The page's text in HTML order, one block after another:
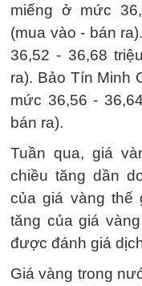
miếng ở mức
(mua vào - bán
36,52 - 36,68
ra). Bảo Tín Minh
mức 36,56 -
bán ra).
Tuần qua, giá
chiều tăng dần
của giá vàng thế
tăng của giá
được đánh giá
Giá vàng trong